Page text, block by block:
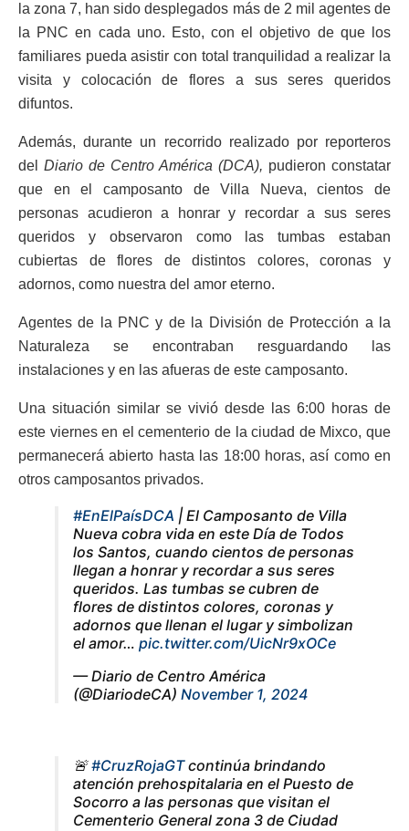
la zona 7, han sido desplegados más de 2 mil agentes de
la PNC en cada uno. Esto, con el objetivo de que los
familiares pueda asistir con total tranquilidad a realizar la
visita y colocación de flores a sus seres queridos
difuntos.
Además, durante un recorrido realizado por reporteros
del Diario de Centro América (DCA), pudieron constatar
que en el camposanto de Villa Nueva, cientos de
personas acudieron a honrar y recordar a sus seres
queridos y observaron como las tumbas estaban
cubiertas de flores de distintos colores, coronas y
adornos, como nuestra del amor eterno.
Agentes de la PNC y de la División de Protección a la
Naturaleza se encontraban resguardando las
instalaciones y en las afueras de este camposanto.
Una situación similar se vivió desde las 6:00 horas de
este viernes en el cementerio de la ciudad de Mixco, que
permanecerá abierto hasta las 18:00 horas, así como en
otros camposantos privados.
#EnElPaísDCA | El Camposanto de Villa
Nueva cobra vida en este Día de Todos
los Santos, cuando cientos de personas
llegan a honrar y recordar a sus seres
queridos. Las tumbas se cubren de
flores de distintos colores, coronas y
adornos que llenan el lugar y simbolizan
el amor… pic.twitter.com/UicNr9xOCe
— Diario de Centro América
(@DiariodeCA) November 1, 2024
🚨#CruzRojaGTcontinúa brindando
atención prehospitalaria en el Puesto de
Socorro a las personas que visitan el
Cementerio General zona 3 de Ciudad